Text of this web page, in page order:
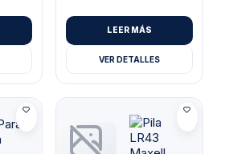
LEER MÁS
VER DETALLES